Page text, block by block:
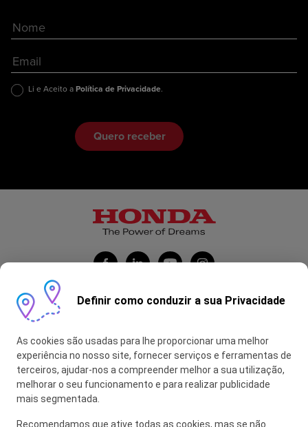
Li e Aceito a Política de Privacidade.
Honda Portugal Automóveis
Contas Feitas
myHONDA
Definir como conduzir a sua Privacidade
As cookies são usadas para lhe proporcionar uma melhor
experiência no nosso site, fornecer serviços e ferramentas de
terceiros, ajudar-nos a compreender melhor a sua utilização,
melhorar o seu funcionamento e para realizar publicidade
mais segmentada.
Recomendamos que ative todas as cookies, mas se não